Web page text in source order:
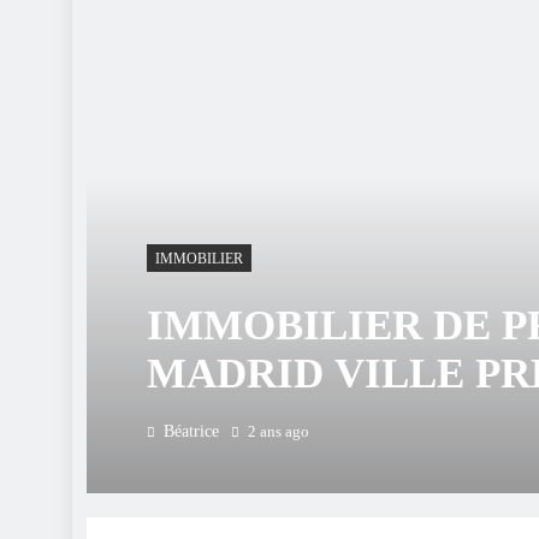
IMMOBILIER
IMMOBILIER DE
MADRID VILLE
CLIENTÈLE
Béatrice 2 ans ago